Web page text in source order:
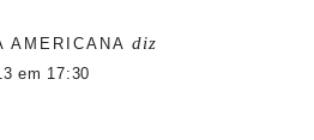
AMERICANA diz
em 17:30